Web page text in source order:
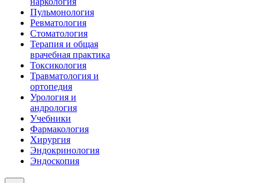
Пульмонология
Ревматология
Стоматология
Терапия и общая
врачебная практика
Токсикология
Травматология и
ортопедия
Урология и
андрология
Учебники
Фармакология
Хирургия
Эндокринология
Эндоскопия